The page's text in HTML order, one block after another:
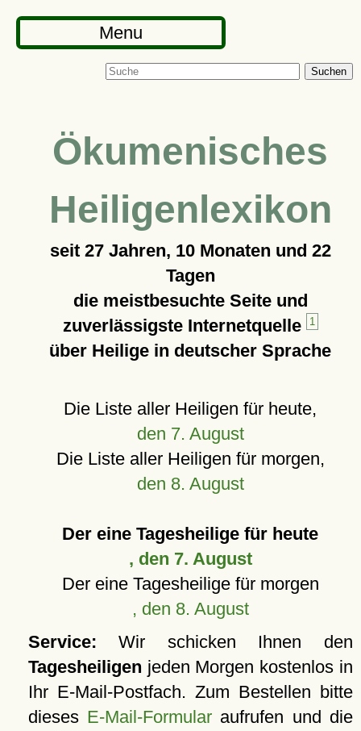
Menu
Suchen
Ökumenisches
Heiligenlexikon
seit 27 Jahren, 10 Monaten und 22
Tagen
die meistbesuchte Seite und
zuverlässigste Internetquelle
1
über Heilige in deutscher Sprache
Die Liste aller Heiligen für heute,
den 7. August
Die Liste aller Heiligen für morgen,
den 8. August
Der eine Tagesheilige für heute
, den 7. August
Der eine Tagesheilige für morgen
, den 8. August
Service: Wir schicken Ihnen den
Tagesheiligen jeden Morgen kostenlos in
Ihr E-Mail-Postfach. Zum Bestellen bitte
dieses E-Mail-Formular aufrufen und die